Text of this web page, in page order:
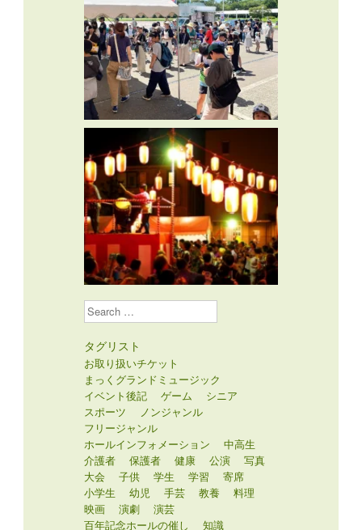
Search
タグリスト
お取り扱いチケット
まっくグランドミュージック
イベント後記
ゲーム
シニア
スポーツ
ノンジャンル
フリージャンル
ホールインフォメーション
中高生
介護者
保護者 健康 公演
写真
大会
子供 学生 学習
寄席
小学生
幼児 手芸 教養
料理
映画
演劇
演芸
百年記念ホールの催し
知識